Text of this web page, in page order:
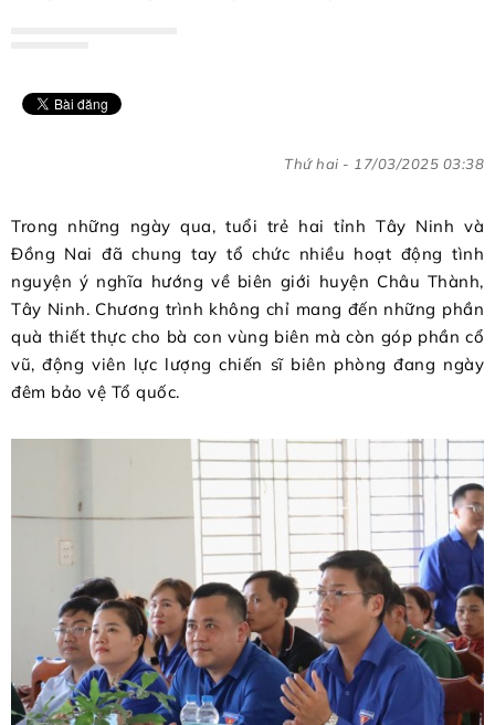
Thứ hai - 17/03/2025 03:38
Trong những ngày qua, tuổi trẻ hai tỉnh Tây Ninh và
Đồng Nai đã chung tay tổ chức nhiều hoạt động tình
nguyện ý nghĩa hướng về biên giới huyện Châu Thành,
Tây Ninh. Chương trình không chỉ mang đến những phần
quà thiết thực cho bà con vùng biên mà còn góp phần cổ
vũ, động viên lực lượng chiến sĩ biên phòng đang ngày
đêm bảo vệ Tổ quốc.